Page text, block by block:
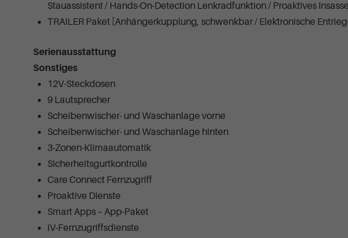
Stauassistent / Hands-On-Detection Lenkradfunktion / Proaktives
TRAILER Paket [Anhängerkupplung, schwenkbar / Elektronische
Serienausstattung
Sonstiges
12V-Steckdosen
9 Lautsprecher
Scheibenwischer- und Waschanlage vorne
Scheibenwischer- und Waschanlage hinten
3-Zonen-Klimaautomatik
Sicherheitsgurtkontrolle
Care Connect Fernzugriff
Proaktive Dienste
Smart Apps – App-Paket
iV-Fernzugriffsdienste